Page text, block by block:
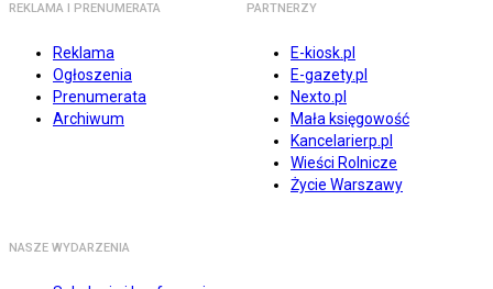
REKLAMA I PRENUMERATA
Reklama
Ogłoszenia
Prenumerata
Archiwum
PARTNERZY
E-kiosk.pl
E-gazety.pl
Nexto.pl
Mała księgowość
Kancelarierp.pl
Wieści Rolnicze
Życie Warszawy
NASZE WYDARZENIA